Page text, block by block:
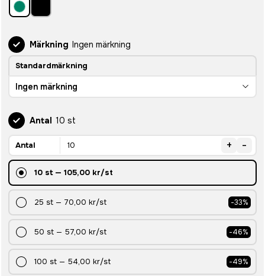
Märkning Ingen märkning
Standardmärkning
Ingen märkning
Antal 10 st
Antal + -
10 st— 105,00 kr/st
25 st — 70,00 kr/st -33%
50 st — 57,00 kr/st -46%
100 st — 54,00 kr/st -49%